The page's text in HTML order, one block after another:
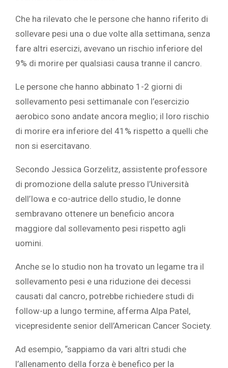
Che ha rilevato che le persone che hanno riferito di
sollevare pesi una o due volte alla settimana, senza
fare altri esercizi, avevano un rischio inferiore del
9% di morire per qualsiasi causa tranne il cancro.
Le persone che hanno abbinato 1-2 giorni di
sollevamento pesi settimanale con l’esercizio
aerobico sono andate ancora meglio; il loro rischio
di morire era inferiore del 41% rispetto a quelli che
non si esercitavano.
Secondo Jessica Gorzelitz, assistente professore
di promozione della salute presso l’Università
dell’Iowa e co-autrice dello studio, le donne
sembravano ottenere un beneficio ancora
maggiore dal sollevamento pesi rispetto agli
uomini.
Anche se lo studio non ha trovato un legame tra il
sollevamento pesi e una riduzione dei decessi
causati dal cancro, potrebbe richiedere studi di
follow-up a lungo termine, afferma Alpa Patel,
vicepresidente senior dell’American Cancer Society.
Ad esempio, “sappiamo da vari altri studi che
l’allenamento della forza è benefico per la